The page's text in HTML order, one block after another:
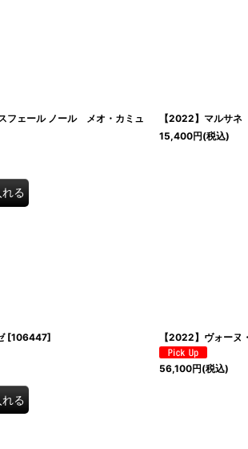
フェール ノール メオ・カミュ
る
【2022】マルサ
15,400円(税込)
[106447]
る
【2022】ヴォー
56,100円(税込)